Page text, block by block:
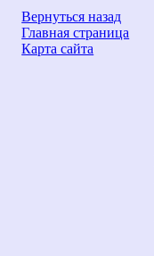
Вернуться назад
Главная страница
Карта сайта